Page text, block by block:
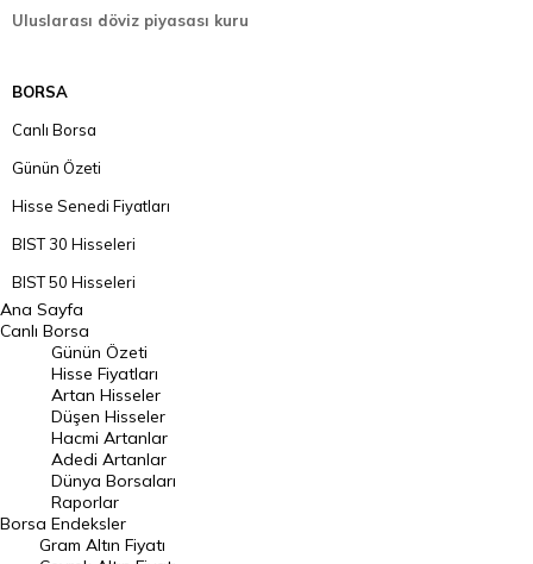
Uluslarası döviz piyasası kuru
BORSA
Canlı Borsa
Günün Özeti
Hisse Senedi Fiyatları
BIST 30 Hisseleri
BIST 50 Hisseleri
BIST 100 Hisseleri
En Çok Artan Hisseler
En Çok Düşen Hisseler
Hacmi Artanlar
Geçmiş Kapanışlar
Dünya Borsaları
Raporlar
Ana Sayfa
Canlı Borsa
Borsa
Günün Özeti
Hisse Fiyatları
Artan Hisseler
Düşen Hisseler
Hacmi Artanlar
Adedi Artanlar
Dünya Borsaları
Raporlar
Endeksler
Gram Altın Fiyatı